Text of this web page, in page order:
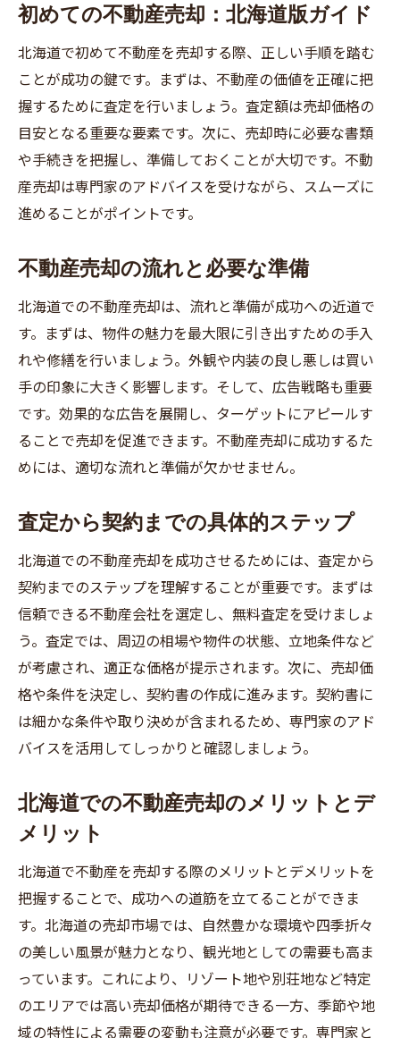
不動産査定の基本と方法
地域別の市場動向と価格変動の分析
オンライン査定と対面査定の違い
競合物件の調査と比較
過去の取引事例から学ぶ価格設定
専門家の意見を参考にした適正価格の設定
不動産売却における北海道ならではの魅力を最
北海道の自然環境をアピールする方法
地域の特色や利便性のPR
エコロジーや持続可能性を強調する
リノベーションやリフォームの提案
地域イベントや観光名所と関連付けた宣伝
北海道での不動産売却を有利に進めるための広
告戦略
オンライン広告と紙媒体の使い分け
効果的な物件写真と動画の活用
SNSを活用した広報活動
地元メディアとの連携
広告費用の最適な使い方
プロの意見を参考にした北海道での不動産売却
成功事例
実際の成功事例から学ぶポイント
売却前の準備が成功に繋がる理由
トラブル回避のためのアドバイス
地域特有の売却事例とその分析
成功事例から見る市場のニーズ
北海道で不動産売却を成功させるために避ける
べき失敗例
よくある失敗例とその原因
価格設定のミスとその影響
初めての不動産売却：北海道版ガイド
北海道で初めて不動産を売却する際、正しい手順を踏む
ことが成功の鍵です。まずは、不動産の価値を正確に把
握するために査定を行いましょう。査定額は売却価格の
目安となる重要な要素です。次に、売却時に必要な書類
や手続きを把握し、準備しておくことが大切です。不動
産売却は専門家のアドバイスを受けながら、スムーズに
進めることがポイントです。
不動産売却の流れと必要な準備
北海道での不動産売却は、流れと準備が成功への近道で
す。まずは、物件の魅力を最大限に引き出すための手入
れや修繕を行いましょう。外観や内装の良し悪しは買い
手の印象に大きく影響します。そして、広告戦略も重要
です。効果的な広告を展開し、ターゲットにアピールす
ることで売却を促進できます。不動産売却に成功するた
めには、適切な流れと準備が欠かせません。
査定から契約までの具体的ステップ
北海道での不動産売却を成功させるためには、査定から
契約までのステップを理解することが重要です。まずは
信頼できる不動産会社を選定し、無料査定を受けましょ
う。査定では、周辺の相場や物件の状態、立地条件など
が考慮され、適正な価格が提示されます。次に、売却価
格や条件を決定し、契約書の作成に進みます。契約書に
は細かな条件や取り決めが含まれるため、専門家のアド
バイスを活用してしっかりと確認しましょう。
北海道での不動産売却のメリットとデ
メリット
北海道で不動産を売却する際のメリットとデメリットを
把握することで、成功への道筋を立てることができま
す。北海道の売却市場では、自然豊かな環境や四季折々
の美しい風景が魅力となり、観光地としての需要も高ま
っています。これにより、リゾート地や別荘地など特定
のエリアでは高い売却価格が期待できる一方、季節や地
域の特性による需要の変動も注意が必要です。専門家と